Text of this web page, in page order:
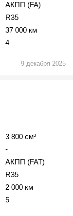
АКПП (FA)
R35
37 000 км
4
9 декабря 2025
3 800 см³
-
АКПП (FAT)
R35
2 000 км
5